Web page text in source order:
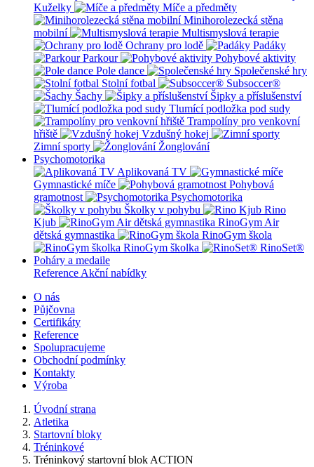
Kuželky
Míče a předměty
Minihorolezecká stěna
mobilní
Multismyslová terapie
Ochrany pro lodě
Padáky
Parkour
Pohybové aktivity
Pole dance
Společenské hry
Stolní fotbal
Subsoccer®
Šachy
Šipky a příslušenství
Tlumící podložka pod sudy
Trampolíny pro venkovní
hřiště
Vzdušný hokej
Zimní sporty
Žonglování
Psychomotorika
Aplikovaná TV
Gymnastické míče
Pohybová
gramotnost
Psychomotorika
Školky v pohybu
Rino
Kjub
RinoGym Air
dětská gymnastika
RinoGym škola
RinoGym školka
RinoSet®
Poháry a medaile
Reference Akční nabídky
O nás
Půjčovna
Certifikáty
Reference
Spolupracujeme
Obchodní podmínky
Kontakty
Výroba
Úvodní strana
Atletika
Startovní bloky
Tréninkové
Tréninkový startovní blok ACTION